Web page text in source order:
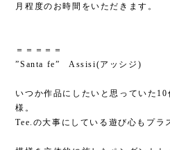
月程度のお時間をいただきます。
＝＝＝＝＝
”Santa fe” Assisi(アッシジ)
いつか作品にしたいと思っていた
様。
Tee.の大事にしている遊び心もプラ